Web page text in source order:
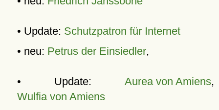
• Update: Schutzpatron für Internet
• neu: Petrus der Einsiedler,
• Update: Aurea von Amiens,
Wulfia von Amiens